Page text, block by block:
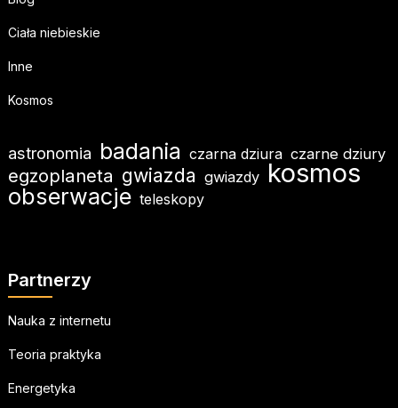
Ciała niebieskie
Inne
Kosmos
astronomia badania czarna dziura czarne dziury
egzoplaneta gwiazda gwiazdy kosmos
obserwacje teleskopy
Partnerzy
Nauka z internetu
Teoria praktyka
Energetyka